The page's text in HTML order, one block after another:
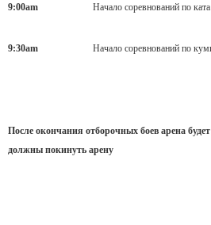
9:00am Начало соревнований по
9:30am Начало соревнований по
После окончания отборочных боев арена
должны покинуть арену